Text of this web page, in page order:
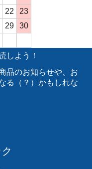
22
23
29
30
しよう！
品のお知らせや、お
る（？）かもしれな